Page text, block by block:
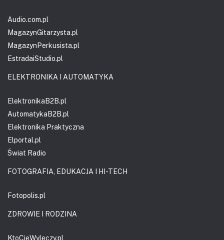
Audio.com.pl
MagazynGitarzysta.pl
MagazynPerkusista.pl
EstradaiStudio.pl
ELEKTRONIKA I AUTOMATYKA
ElektronikaB2B.pl
AutomatykaB2B.pl
Elektronika Praktyczna
Elportal.pl
Świat Radio
FOTOGRAFIA, EDUKACJA I HI-TECH
Fotopolis.pl
ZDROWIE I RODZINA
KtoCieWyleczy.pl